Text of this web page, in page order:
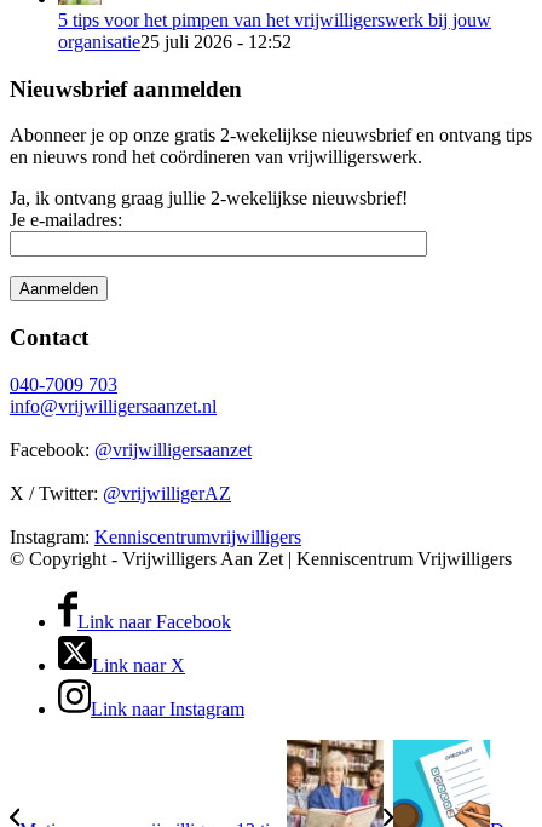
5 tips voor het pimpen van het vrijwilligerswerk bij jouw
organisatie25 juli 2026 - 12:52
Nieuwsbrief aanmelden
Abonneer je op onze gratis 2-wekelijkse nieuwsbrief en ontvang tips
en nieuws rond het coördineren van vrijwilligerswerk.
Ja, ik ontvang graag jullie 2-wekelijkse nieuwsbrief!
Je e-mailadres:
Contact
040-7009 703
info@vrijwilligersaanzet.nl
Facebook: @vrijwilligersaanzet
X / Twitter: @vrijwilligerAZ
Instagram: Kenniscentrumvrijwilligers
© Copyright - Vrijwilligers Aan Zet | Kenniscentrum Vrijwilligers
Link naar Facebook
Link naar X
Link naar Instagram